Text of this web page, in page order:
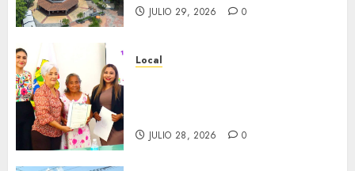
JULIO 29, 2026 0
Local
JULIO 28, 2026 0